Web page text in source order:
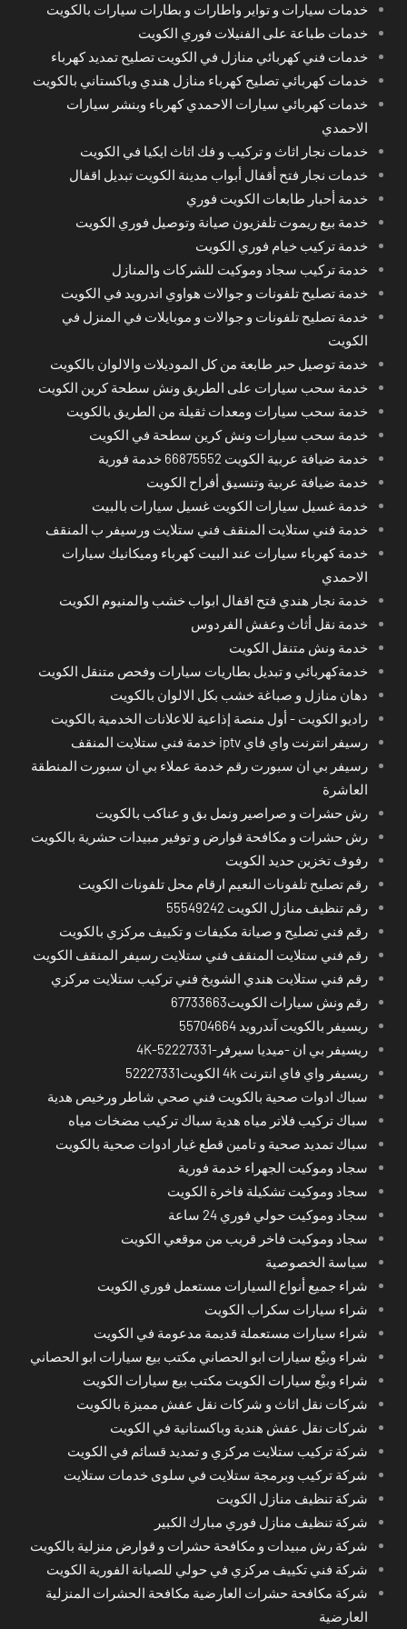
خدمات سيارات و تواير واطارات و بطارات سيارات بالكويت
خدمات طباعة على الفنيلات فوري الكويت
خدمات فني كهربائي منازل في الكويت تصليح تمديد كهرباء
خدمات كهربائي تصليح كهرباء منازل هندي وباكستاني بالكويت
خدمات كهربائي سيارات الاحمدي كهرباء وبنشر سيارات
الاحمدي
خدمات نجار اثاث و تركيب و فك اثاث ايكيا في الكويت
خدمات نجار فتح أقفال أبواب مدينة الكويت تبديل اقفال
خدمة أحبار طابعات الكويت فوري
خدمة بيع ريموت تلفزيون صيانة وتوصيل فوري الكويت
خدمة تركيب خيام فوري الكويت
خدمة تركيب سجاد وموكيت للشركات والمنازل
خدمة تصليح تلفونات و جوالات هواوي اندرويد في الكويت
خدمة تصليح تلفونات و جوالات و موبايلات في المنزل في
الكويت
خدمة توصيل حبر طابعة من كل الموديلات والالوان بالكويت
خدمة سحب سيارات على الطريق ونش سطحة كرين الكويت
خدمة سحب سيارات ومعدات ثقيلة من الطريق بالكويت
خدمة سحب سيارات ونش كرين سطحة في الكويت
خدمة ضيافة عربية الكويت 66875552 خدمة فورية
خدمة ضيافة عربية وتنسيق أفراح الكويت
خدمة غسيل سيارات الكويت غسيل سيارات بالبيت
خدمة فني ستلايت المنقف فني ستلايت ورسيفر ب المنقف
خدمة كهرباء سيارات عند البيت كهرباء وميكانيك سيارات
الاحمدي
خدمة نجار هندي فتح اقفال ابواب خشب والمنيوم الكويت
خدمة نقل أثاث وعفش الفردوس
خدمة ونش متنقل الكويت
خدمةكهربائي و تبديل بطاريات سيارات وفحص متنقل الكويت
دهان منازل و صباغة خشب بكل الالوان بالكويت
راديو الكويت - أول منصة إذاعية للاعلانات الخدمية بالكويت
رسيفر انترنت واي فاي iptv خدمة فني ستلايت المنقف
رسيفر بي ان سبورت رقم خدمة عملاء بي ان سبورت المنطقة
العاشرة
رش حشرات و صراصير ونمل بق و عناكب بالكويت
رش حشرات و مكافحة قوارض و توفير مبيدات حشرية بالكويت
رفوف تخزين حديد الكويت
رقم تصليح تلفونات النعيم ارقام محل تلفونات الكويت
رقم تنظيف منازل الكويت 55549242
رقم فني تصليح و صيانة مكيفات و تكييف مركزي بالكويت
رقم فني ستلايت المنقف فني ستلايت رسيفر المنقف الكويت
رقم فني ستلايت هندي الشويخ فني تركيب ستلايت مركزي
رقم ونش سيارات الكويت67733663
ريسيفر بالكويت آندرويد 55704664
ريسيفر بي ان -ميديا سيرفر-4K-52227331
ريسيفر واي فاي انترنت 4k الكويت52227331
سباك ادوات صحية بالكويت فني صحي شاطر ورخيص هدية
سباك تركيب فلاتر مياه هدية سباك تركيب مضخات مياه
سباك تمديد صحية و تامين قطع غيار ادوات صحية بالكويت
سجاد وموكيت الجهراء خدمة فورية
سجاد وموكيت تشكيلة فاخرة الكويت
سجاد وموكيت حولي فوري 24 ساعة
سجاد وموكيت فاخر قريب من موقعي الكويت
سياسة الخصوصية
شراء جميع أنواع السيارات مستعمل فوري الكويت
شراء سيارات سكراب الكويت
شراء سيارات مستعملة قديمة مدعومة في الكويت
شراء وبيْع سيارات ابو الحصاني مكتب بيع سيارات ابو الحصاني
شراء وبيْع سيارات الكويت مكتب بيع سيارات الكويت
شركات نقل اثاث و شركات نقل عفش مميزة بالكويت
شركات نقل عفش هندية وباكستانية في الكويت
شركة تركيب ستلايت مركزي و تمديد قسائم في الكويت
شركة تركيب وبرمجة ستلايت في سلوى خدمات ستلايت
شركة تنظيف منازل الكويت
شركة تنظيف منازل فوري مبارك الكبير
شركة رش مبيدات و مكافحة حشرات و قوارض منزلية بالكويت
شركة فني تكييف مركزي في حولي للصيانة الفورية الكويت
شركة مكافحة حشرات العارضية مكافحة الحشرات المنزلية
العارضية